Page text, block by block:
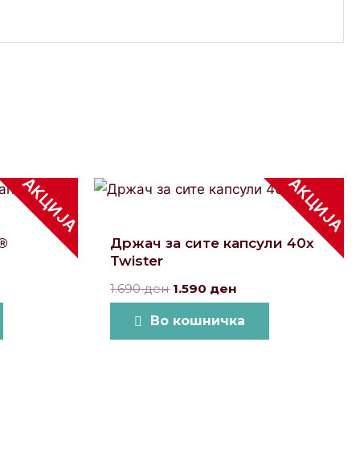
АКЦИЈА
Држач за сите капсули 40x
Twister
1.690ден
Original
1.590 ден
Current
price
Во кошничка
АКЦИЈА